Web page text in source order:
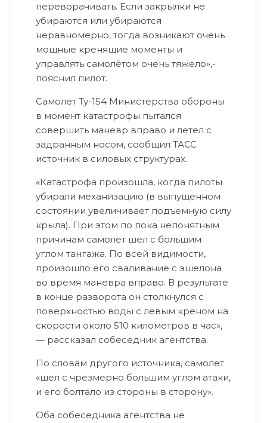
переворачивать. Если закрылки не
убираются или убираются
неравномерно, тогда возникают очень
мощные кренящие моменты и
управлять самолётом очень тяжело»,-
пояснил пилот.
Самолет Ту-154 Министерства обороны
в момент катастрофы пытался
совершить маневр вправо и летел с
задранным носом, сообщил ТАСС
источник в силовых структурах.
«Катастрофа произошла, когда пилоты
убирали механизацию (в выпущенном
состоянии увеличивает подъемную силу
крыла). При этом по пока непонятным
причинам самолет шел с большим
углом тангажа. По всей видимости,
произошло его сваливание с эшелона
во время маневра вправо. В результате
в конце разворота он столкнулся с
поверхностью воды с левым креном на
скорости около 510 километров в час»,
— рассказал собеседник агентства.
По словам другого источника, самолет
«шел с чрезмерно большим углом атаки,
и его болтало из стороны в сторону».
Оба собеседника агентства не